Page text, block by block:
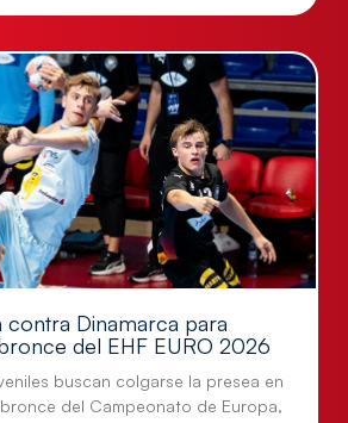
contra Dinamarca para
del EHF EURO 2026
buscan colgarse la presea en
del Campeonato de Europa,